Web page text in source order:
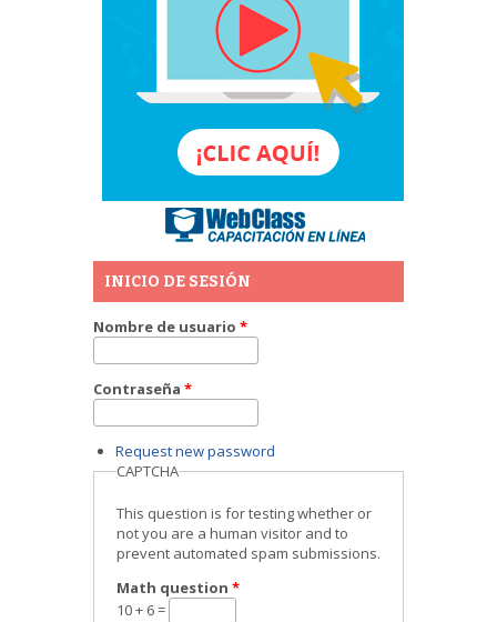
INICIO DE SESIÓN
Nombre de usuario *
Contraseña *
Request new password
CAPTCHA
This question is for testing whether or
not you are a human visitor and to
prevent automated spam submissions.
Math question *
10 + 6 =